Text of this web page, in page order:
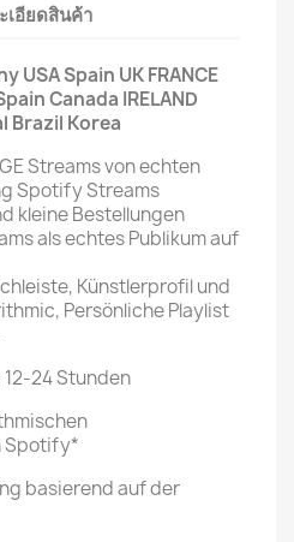
เอียดสินค้า
USA Spain UK FRANCE
Canada IRELAND
Brazil Korea
Streams von echten
Spotify Streams
kleine Bestellungen
als echtes Publikum auf
Künstlerprofil und
Persönliche Playlist
24 Stunden
Spotify*
basierend auf der